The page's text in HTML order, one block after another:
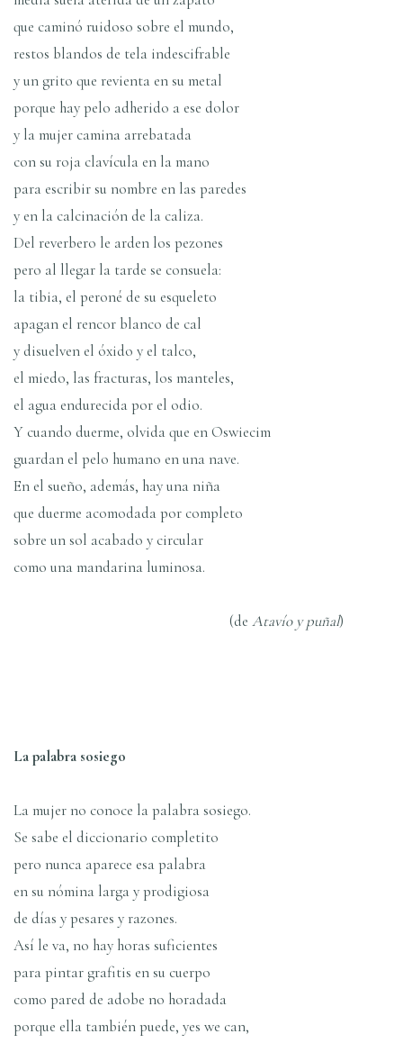
que caminó ruidoso sobre el mundo,
restos blandos de tela indescifrable
y un grito que revienta en su metal
porque hay pelo adherido a ese dolor
y la mujer camina arrebatada
con su roja claví­cula en la mano
para escribir su nombre en las paredes
y en la calcinación de la caliza.
Del reverbero le arden los pezones
pero al llegar la tarde se consuela:
la tibia, el peroné de su esqueleto
apagan el rencor blanco de cal
y disuelven el óxido y el talco,
el miedo, las fracturas, los manteles,
el agua endurecida por el odio.
Y cuando duerme, olvida que en Oswiecim
guardan el pelo humano en una nave.
En el sueño, además, hay una niña
que duerme acomodada por completo
sobre un sol acabado y circular
como una mandarina luminosa.
(de Ataví­o y puñal)
La palabra sosiego
La mujer no conoce la palabra sosiego.
Se sabe el diccionario completito
pero nunca aparece esa palabra
en su nómina larga y prodigiosa
de dí­as y pesares y razones.
Así­ le va, no hay horas suficientes
para pintar grafitis en su cuerpo
como pared de adobe no horadada
porque ella también puede, yes we can,